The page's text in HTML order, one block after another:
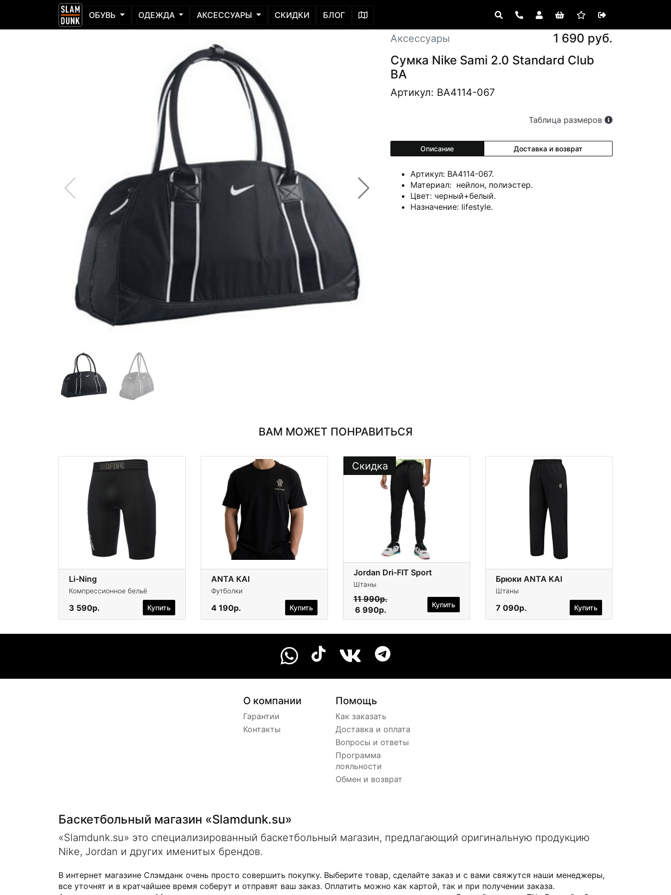
ОБУВЬ ОДЕЖДА АКСЕССУАРЫ СКИДКИ БЛОГ
Аксессуары
1 690 руб.
Сумка Nike Sami 2.0 Standard Club
BA
Артикул: BA4114-067
Таблица размеров
Описание Доставка и возврат
Артикул: BA4114-067.
Материал: нейлон, полиэстер.
Цвет: черный+белый.
Назначение: lifestyle.
ВАМ МОЖЕТ ПОНРАВИТЬСЯ
Li-Ning
Компрессионное бельё
3 590р. Купить
ANTA KAI
Футболки
4 190р. Купить
Скидка
Jordan Dri-FIT Sport
Штаны
11 990р.
6 990р.
Купить
Брюки ANTA KAI
Штаны
7 090р. Купить
О компании
Гарантии
Контакты
Помощь
Как заказать
Доставка и оплата
Вопросы и ответы
Программа
лояльности
Обмен и возврат
Баскетбольный магазин «Slamdunk.su»
«Slamdunk.su» это специализированный баскетбольный магазин, предлагающий оригинальную продукцию
Nike, Jordan и других именитых брендов.
В интернет магазине Слэмданк очень просто совершить покупку. Выберите товар, сделайте заказ и с вами свяжутся наши менеджеры,
все уточнят и в кратчайшее время соберут и отправят ваш заказ. Оплатить можно как картой, так и при получении заказа.